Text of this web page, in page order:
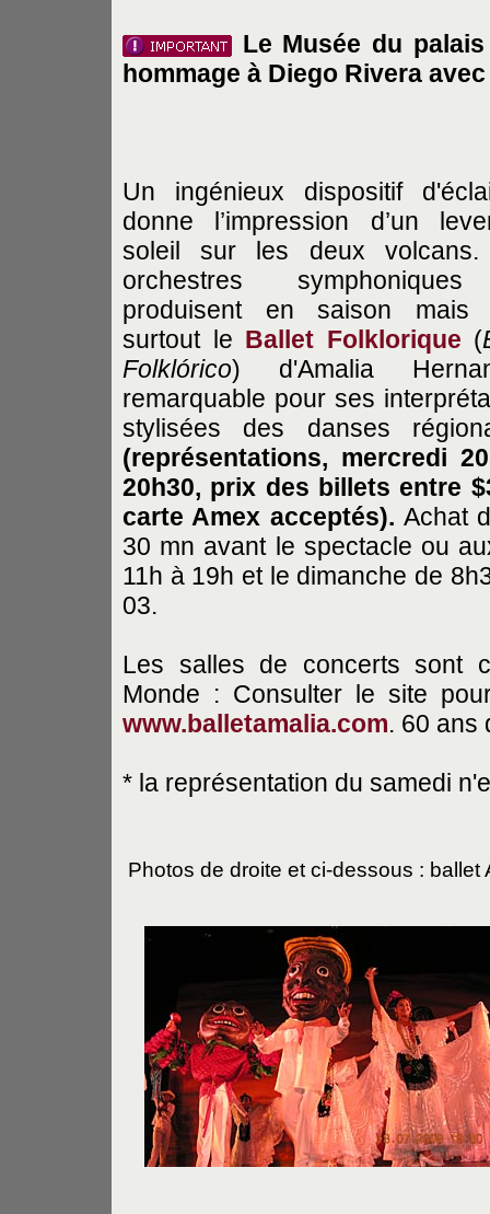
Le Musée du
hommage à Diego Rivera
Un ingénieux dispositif
donne l’impression d’un
soleil sur les deux volcans.
orchestres
produisent en saison mais
surtout le Ballet Folklorique (
Folklórico) d'Amalia
remarquable pour ses
stylisées des danses
(représentations, mercredi
20h30, prix des billets entre
carte Amex acceptés).Achat
30 mn avant le spectacle ou
11h à 19h et le dimanche de
03.
Les salles de concerts sont
Monde : Consulter le site
www.balletamalia.com. 60 ans
* la représentation du samedi
Photos de droite et ci-dessous : ballet